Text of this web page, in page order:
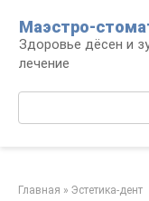
контенту
Маэстро-
Здоровье дёсен и
лечение
Главная » Эстетика-дент